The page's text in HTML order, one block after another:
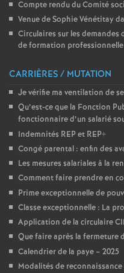
Compte rendu du Comité
Venue de Sophie Vénétitay
Circulaires sur les
de formation professionnelle
CARRIÈRES / MUTATION
Je vérifie ma ventilation de
Qu’est-ce que la Fonction
fonctionnaire d’un salarié
Indemnités REP et REP+
Congé parental : enfin des
Les mesures salariales à la
Comment faire prendre en
Prime exceptionnelle de
Classe exceptionnelle : La
Application de la circulaire
Que faire après la fermeture
Calendrier de la paye – 2025
Modalités de reconnaissance